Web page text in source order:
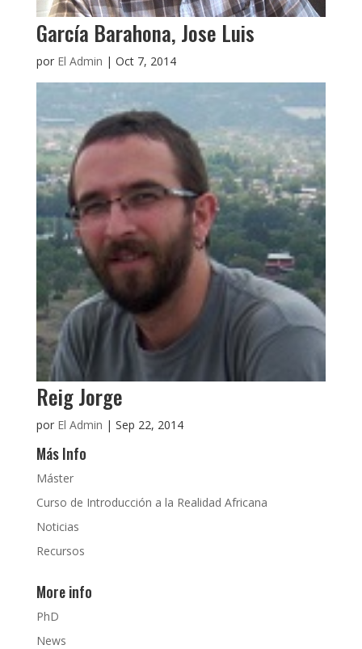
García Barahona, Jose Luis
por El Admin | Oct 7, 2014
Reig Jorge
por El Admin | Sep 22, 2014
Más Info
Máster
Curso de Introducción a la Realidad Africana
Noticias
Recursos
More info
PhD
News